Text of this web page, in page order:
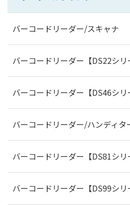
バーコードリーダー/スキャナ
バーコードリーダー【DS22シリ
バーコードリーダー【DS46シリ
バーコードリーダー/ハンディタ
バーコードリーダー【DS81シリ
バーコードリーダー【DS99シリ